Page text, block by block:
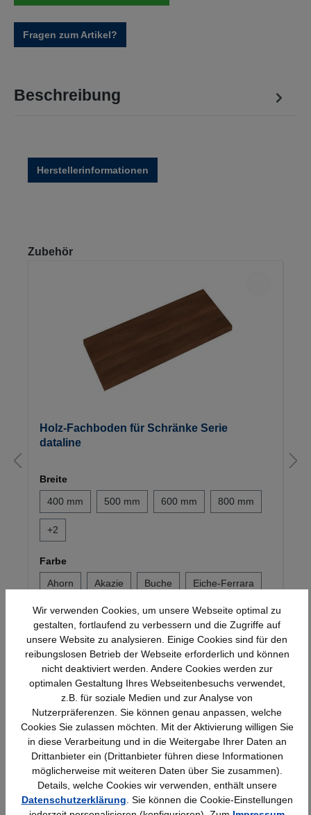
Fragen zum Artikel?
Beschreibung
Herstellerinformationen
Produktgalerie überspringen
Zubehör
Holz-Fachboden für Schränke Serie
dataline
Breite
400 mm
500 mm 600 mm 800 mm
+2
Farbe
Ahorn
Akazie Buche Eiche-Ferrara
+6
20,47 €*
Produktgalerie überspringen
Ähnliche Artikel
Wir verwenden Cookies, um unsere Webseite optimal zu
gestalten, fortlaufend zu verbessern und die Zugriffe auf
unsere Website zu analysieren. Einige Cookies sind für den
reibungslosen Betrieb der Webseite erforderlich und können
nicht deaktiviert werden. Andere Cookies werden zur
optimalen Gestaltung Ihres Webseitenbesuchs verwendet,
z.B. für soziale Medien und zur Analyse von
Nutzerpräferenzen. Sie können genau anpassen, welche
Cookies Sie zulassen möchten. Mit der Aktivierung willigen Sie
in diese Verarbeitung und in die Weitergabe Ihrer Daten an
Drittanbieter ein (Drittanbieter führen diese Informationen
möglicherweise mit weiteren Daten über Sie zusammen).
Details, welche Cookies wir verwenden, enthält unsere
Datenschutzerklärung . Sie können die Cookie-Einstellungen